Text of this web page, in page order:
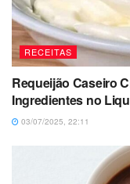
RECEITAS
Requeijão Caseiro
Ingredientes no
03/07/2025, 22:11